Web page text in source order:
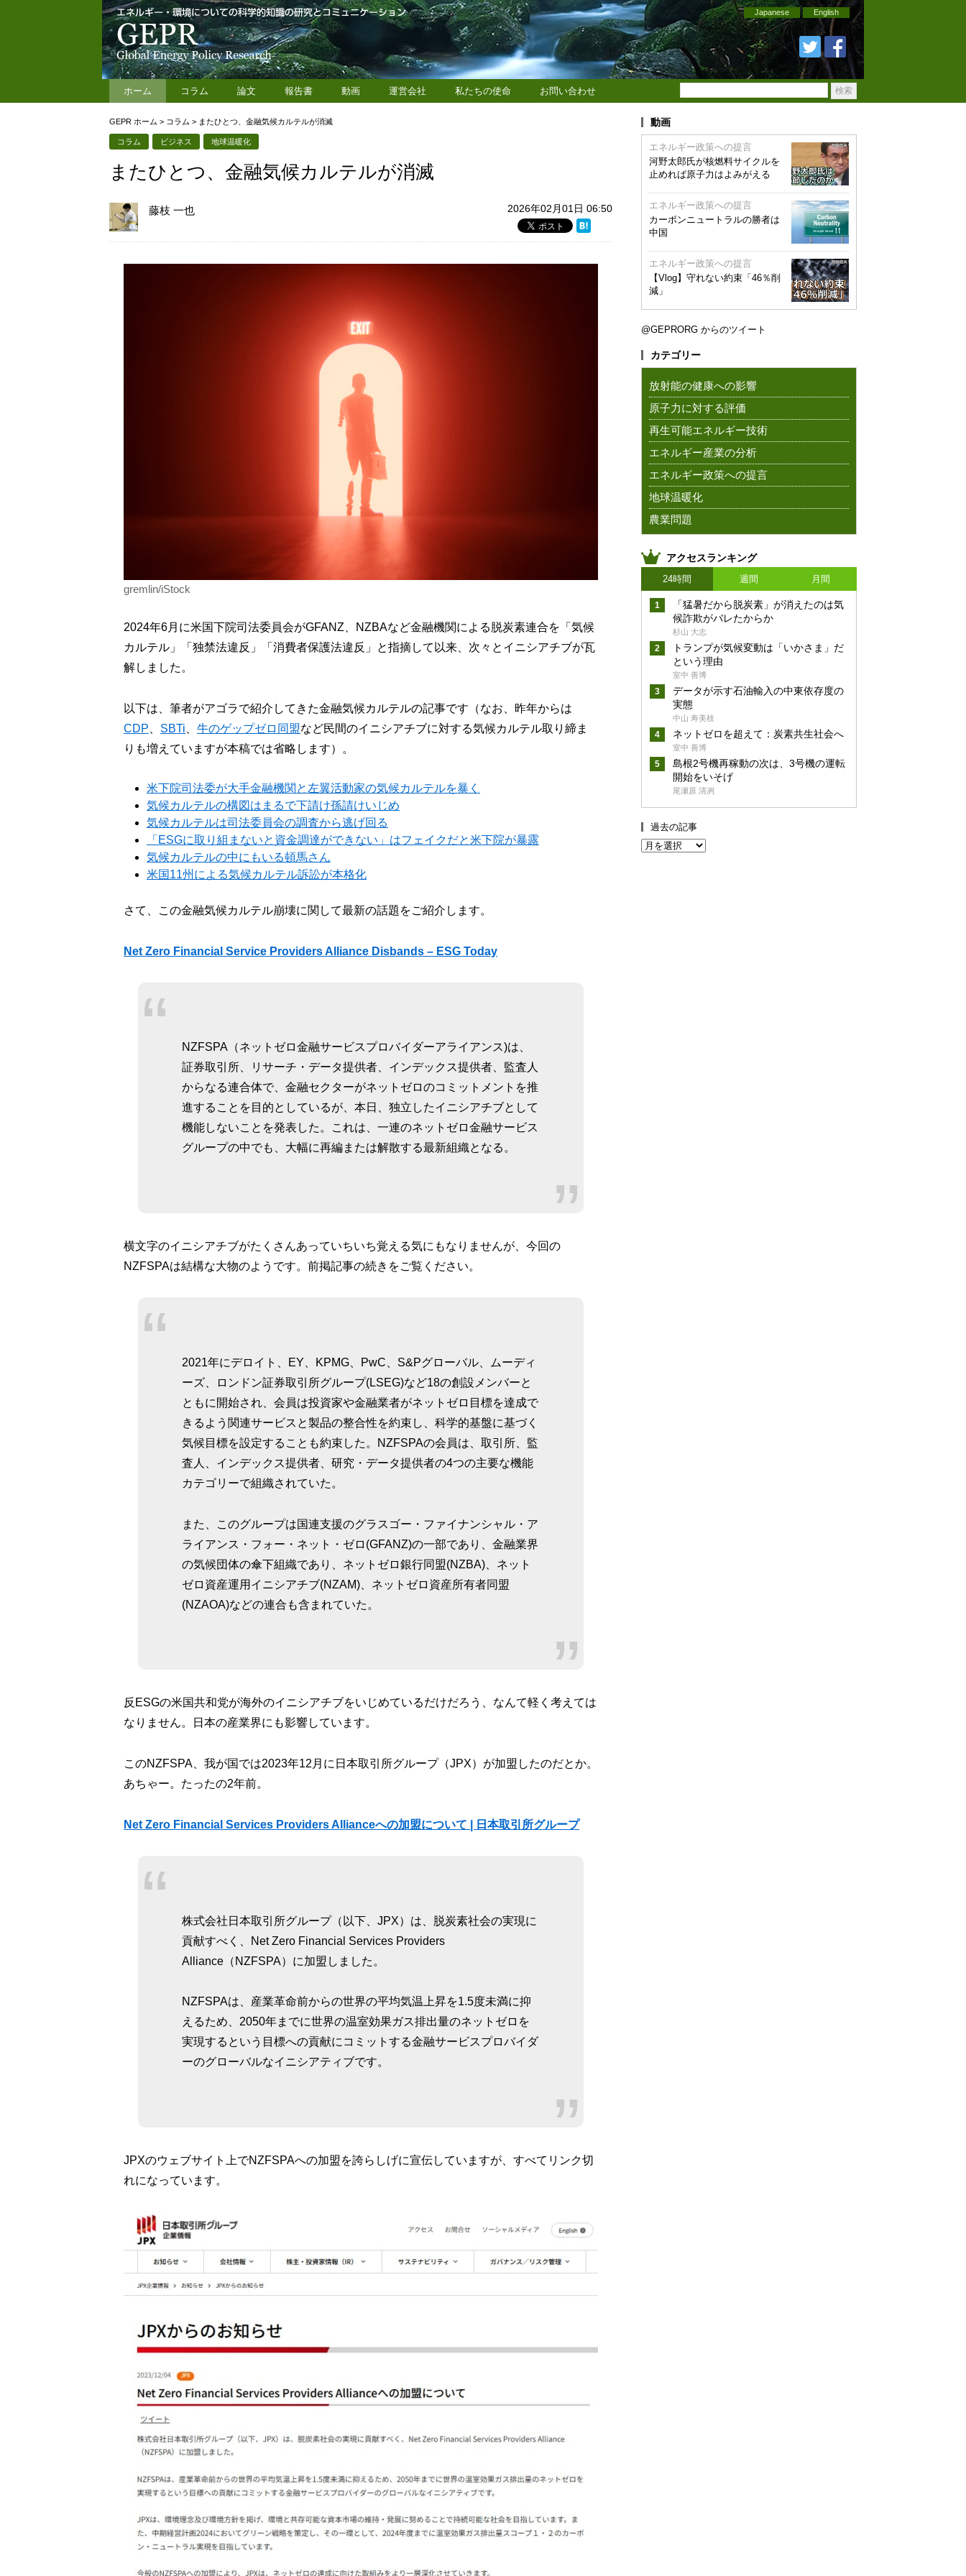
Japanese English
ホーム コラム 論文 報告書 動画 運営会社 私たちの使命 お問い合わせ
GEPR ホーム > コラム > またひとつ、金融気候カルテルが消滅
コラム ビジネス 地球温暖化
またひとつ、金融気候カルテルが消滅
2026年02月01日 06:50
藤枝 一也
gremlin/iStock
2024年6月に米国下院司法委員会がGFANZ、NZBAなど金融機関による脱炭素連合を「気候
カルテル」「独禁法違反」「消費者保護法違反」と指摘して以来、次々とイニシアチブが瓦
解しました。
以下は、筆者がアゴラで紹介してきた金融気候カルテルの記事です（なお、昨年からは
CDP
SBTi 牛のゲップゼロ同盟など民間のイニシアチブに対する気候カルテル取り締ま
りも増えていますが本稿では省略します）。
米下院司法委が大手金融機関と左翼活動家の気候カルテルを暴く
気候カルテルの構図はまるで下請け孫請けいじめ
気候カルテルは司法委員会の調査から逃げ回る
「ESGに取り組まないと資金調達ができない」はフェイクだと米下院が暴露
気候カルテルの中にもいる頓馬さん
米国11州による気候カルテル訴訟が本格化
さて、この金融気候カルテル崩壊に関して最新の話題をご紹介します。
Net Zero Financial Service Providers Alliance Disbands – ESG Today
NZFSPA（ネットゼロ金融サービスプロバイダーアライアンス)は、
証券取引所、リサーチ・データ提供者、インデックス提供者、監査人
からなる連合体で、金融セクターがネットゼロのコミットメントを推
進することを目的としているが、本日、独立したイニシアチブとして
機能しないことを発表した。これは、一連のネットゼロ金融サービス
グループの中でも、大幅に再編または解散する最新組織となる。
横文字のイニシアチブがたくさんあっていちいち覚える気にもなりませんが、今回の
NZFSPAは結構な大物のようです。前掲記事の続きをご覧ください。
2021年にデロイト、EY、KPMG、PwC、S&Pグローバル、ムーディ
ーズ、ロンドン証券取引所グループ(LSEG)など18の創設メンバーと
ともに開始され、会員は投資家や金融業者がネットゼロ目標を達成で
きるよう関連サービスと製品の整合性を約束し、科学的基盤に基づく
気候目標を設定することも約束した。NZFSPAの会員は、取引所、監
査人、インデックス提供者、研究・データ提供者の4つの主要な機能
カテゴリーで組織されていた。
また、このグループは国連支援のグラスゴー・ファイナンシャル・ア
ライアンス・フォー・ネット・ゼロ(GFANZ)の一部であり、金融業界
の気候団体の傘下組織であり、ネットゼロ銀行同盟(NZBA)、ネット
ゼロ資産運用イニシアチブ(NZAM)、ネットゼロ資産所有者同盟
(NZAOA)などの連合も含まれていた。
反ESGの米国共和党が海外のイニシアチブをいじめているだけだろう、なんて軽く考えては
なりません。日本の産業界にも影響しています。
このNZFSPA、我が国では2023年12月に日本取引所グループ（JPX）が加盟したのだとか。
あちゃー。たったの2年前。
Net Zero Financial Services Providers Allianceへの加盟について | 日本取引所グループ
株式会社日本取引所グループ（以下、JPX）は、脱炭素社会の実現に
貢献すべく、Net Zero Financial Services Providers
Alliance（NZFSPA）に加盟しました。
NZFSPAは、産業革命前からの世界の平均気温上昇を1.5度未満に抑
えるため、2050年までに世界の温室効果ガス排出量のネットゼロを
実現するという目標への貢献にコミットする金融サービスプロバイダ
ーのグローバルなイニシアティブです。
JPXのウェブサイト上でNZFSPAへの加盟を誇らしげに宣伝していますが、すべてリンク切
れになっています。
動画
エネルギー政策への提言
河野太郎氏が核燃料サイクルを
止めれば原子力はよみがえる
エネルギー政策への提言
カーボンニュートラルの勝者は
中国
エネルギー政策への提言
【Vlog】守れない約束「46％削
減」
@GEPRORG からのツイート
カテゴリー
放射能の健康への影響
原子力に対する評価
再生可能エネルギー技術
エネルギー産業の分析
エネルギー政策への提言
地球温暖化
農業問題
アクセスランキング
24時間 週間 月間
「猛暑だから脱炭素」が消えたのは気
候詐欺がバレたからか
杉山 大志
トランプが気候変動は「いかさま」だ
という理由
室中 善博
データが示す石油輸入の中東依存度の
実態
中山 寿美枝
ネットゼロを超えて：炭素共生社会へ
室中 善博
島根2号機再稼動の次は、3号機の運転
開始をいそげ
尾瀬原 清冽
過去の記事